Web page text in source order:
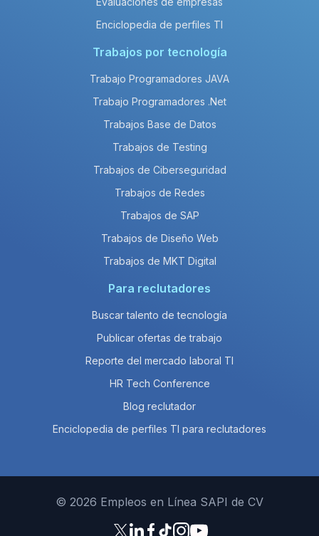
Enciclopedia de perfiles TI
Trabajos por tecnología
Trabajo Programadores JAVA
Trabajo Programadores .Net
Trabajos Base de Datos
Trabajos de Testing
Trabajos de Ciberseguridad
Trabajos de Redes
Trabajos de SAP
Trabajos de Diseño Web
Trabajos de MKT Digital
Para reclutadores
Buscar talento de tecnología
Publicar ofertas de trabajo
Reporte del mercado laboral TI
HR Tech Conference
Blog reclutador
Enciclopedia de perfiles TI para reclutadores
© 2026 Empleos en Línea SAPI de CV